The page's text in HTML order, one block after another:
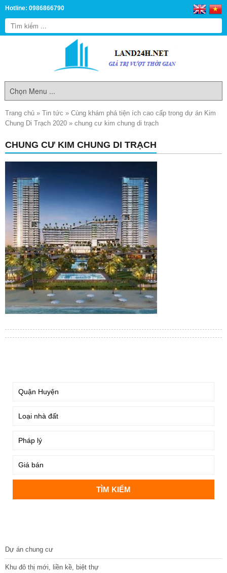
Hotline: 0986866790
Trang chủ » Tin tức » Cùng khám phá tiện ích cao cấp trong dự án Kim
Chung Di Trạch 2020 » chung cư kim chung di trạch
CHUNG CƯ KIM CHUNG DI TRẠCH
Dự án chung cư
Khu đô thị mới, liền kề, biệt thự